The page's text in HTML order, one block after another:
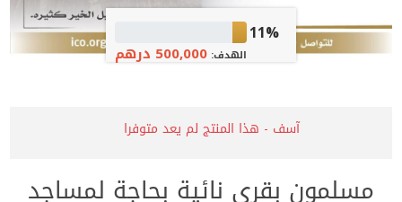
11%
الهدف:500,000 درهم
آسف - هذا المنتج لم يعد متوفرا
مسلمون بقرى نائية بحاجة لمساجد